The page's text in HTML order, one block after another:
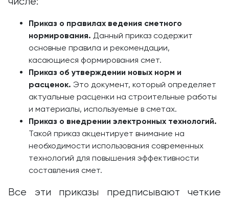
Приказ о правилах ведения сметного
нормирования. Данный приказ содержит
основные правила и рекомендации,
касающиеся формирования смет.
Приказ об утверждении новых норм и
расценок. Это документ, который определяет
актуальные расценки на строительные работы
и материалы, используемые в сметах.
Приказ о внедрении электронных технологий.
Такой приказ акцентирует внимание на
необходимости использования современных
технологий для повышения эффективности
составления смет.
Все эти приказы предписывают четкие